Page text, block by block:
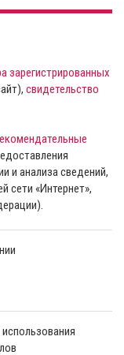
зарегистрированных
свидетельство
и анализа сведений,
сети «Интернет»,